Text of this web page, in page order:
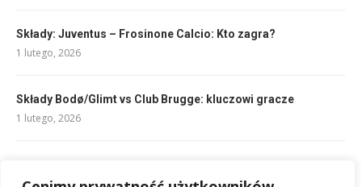
Składy: Juventus – Frosinone Calcio: Kto zagra?
1 lutego, 2026
Składy Bodø/Glimt vs Club Brugge: kluczowi gracze
1 lutego, 2026
3 lutego, 2026